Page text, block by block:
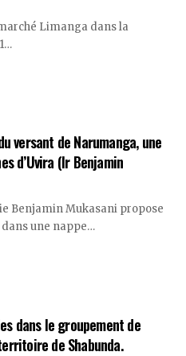
Limanga dans la
…
versant de Narumanga, une
d’Uvira (Ir Benjamin
Benjamin Mukasani propose
une nappe…
dans le groupement de
de Shabunda.